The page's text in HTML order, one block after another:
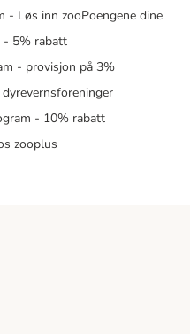
- Løs inn zooPoengene dine
- 5% rabatt
- provisjon på 3%
- 10% rabatt
zooplus